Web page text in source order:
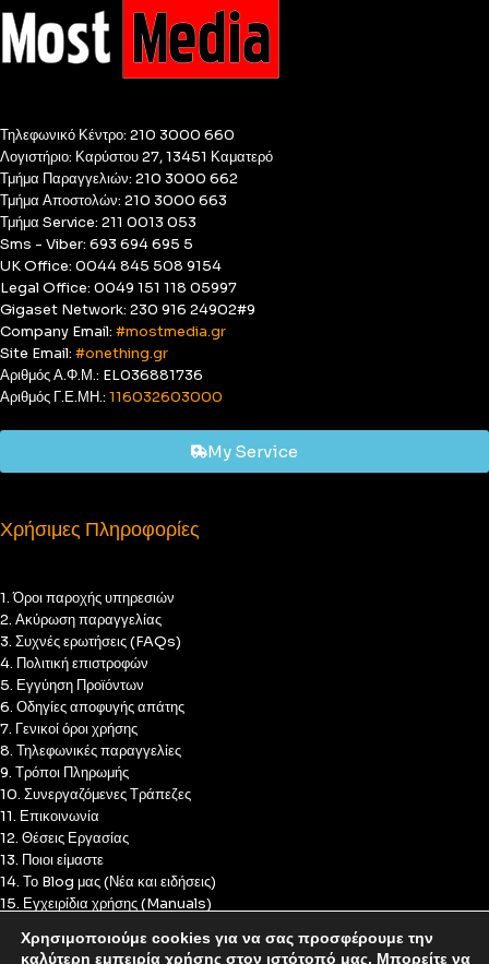
Τηλεφωνικό Κέντρο: 210 3000 660
Λογιστήριο: Καρύστου 27, 13451 Καματερό
Τμήμα Παραγγελιών: 210 3000 662
Τμήμα Αποστολών: 210 3000 663
Τμήμα Service: 211 0013 053
Sms - Viber: 693 694 695 5
UK Office: 0044 845 508 9154
Legal Office: 0049 151 118 05997
Gigaset Network: 230 916 24902#9
Company Email: #mostmedia.gr
Site Email: #onething.gr
Αριθμός Α.Φ.Μ.: EL036881736
Αριθμός Γ.Ε.ΜΗ.: 116032603000
My Service
Χρήσιμες Πληροφορίες
1. Όροι παροχής υπηρεσιών
2. Ακύρωση παραγγελίας
3. Συχνές ερωτήσεις (FAQs)
4. Πολιτική επιστροφών
5. Εγγύηση Προϊόντων
6. Οδηγίες αποφυγής απάτης
7. Γενικοί όροι χρήσης
8. Τηλεφωνικές παραγγελίες
9. Τρόποι Πληρωμής
10. Συνεργαζόμενες Τράπεζες
11. Επικοινωνία
12. Θέσεις Εργασίας
13. Ποιοι είμαστε
14. Το Blog μας (Νέα και ειδήσεις)
15. Εγχειρίδια χρήσης (Manuals)
17. Πολιτική Cookies
Χρησιμοποιούμε cookies για να σας προσφέρουμε την
καλύτερη εμπειρία χρήσης στον ιστότοπό μας. Μπορείτε να